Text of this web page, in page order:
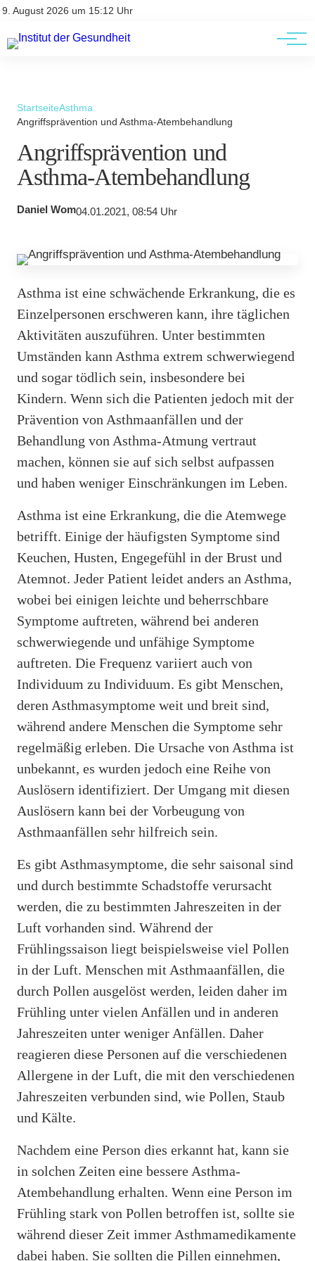
9. August 2026 um 15:12 Uhr
Kontakt
Kontakt
AGBs
StartseiteAsthma
Angriffsprävention und Asthma-Atembehandlung
Angriffsprävention und
Asthma-Atembehandlung
Daniel Wom04.01.2021, 08:54 Uhr
Asthma ist eine schwächende Erkrankung, die es
Einzelpersonen erschweren kann, ihre täglichen
Aktivitäten auszuführen. Unter bestimmten
Umständen kann Asthma extrem schwerwiegend
und sogar tödlich sein, insbesondere bei
Kindern. Wenn sich die Patienten jedoch mit der
Prävention von Asthmaanfällen und der
Behandlung von Asthma-Atmung vertraut
machen, können sie auf sich selbst aufpassen
und haben weniger Einschränkungen im Leben.
Asthma ist eine Erkrankung, die die Atemwege
betrifft. Einige der häufigsten Symptome sind
Keuchen, Husten, Engegefühl in der Brust und
Atemnot. Jeder Patient leidet anders an Asthma,
wobei bei einigen leichte und beherrschbare
Symptome auftreten, während bei anderen
schwerwiegende und unfähige Symptome
auftreten. Die Frequenz variiert auch von
Individuum zu Individuum. Es gibt Menschen,
deren Asthmasymptome weit und breit sind,
während andere Menschen die Symptome sehr
regelmäßig erleben. Die Ursache von Asthma ist
unbekannt, es wurden jedoch eine Reihe von
Auslösern identifiziert. Der Umgang mit diesen
Auslösern kann bei der Vorbeugung von
Asthmaanfällen sehr hilfreich sein.
Es gibt Asthmasymptome, die sehr saisonal sind
und durch bestimmte Schadstoffe verursacht
werden, die zu bestimmten Jahreszeiten in der
Luft vorhanden sind. Während der
Frühlingssaison liegt beispielsweise viel Pollen
in der Luft. Menschen mit Asthmaanfällen, die
durch Pollen ausgelöst werden, leiden daher im
Frühling unter vielen Anfällen und in anderen
Jahreszeiten unter weniger Anfällen. Daher
reagieren diese Personen auf die verschiedenen
Allergene in der Luft, die mit den verschiedenen
Jahreszeiten verbunden sind, wie Pollen, Staub
und Kälte.
Nachdem eine Person dies erkannt hat, kann sie
in solchen Zeiten eine bessere Asthma-
Atembehandlung erhalten. Wenn eine Person im
Frühling stark von Pollen betroffen ist, sollte sie
während dieser Zeit immer Asthmamedikamente
dabei haben. Sie sollten die Pillen einnehmen,